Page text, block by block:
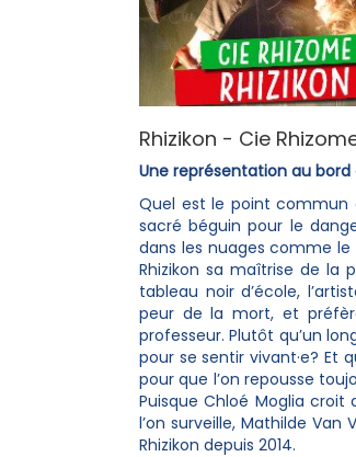
Rhizikon - Cie
Une représentation au
Quel est le point commun
sacré béguin pour le
dans les nuages comme
Rhizikon sa maîtrise de la
tableau noir d’école,
peur de la mort, et
professeur. Plutôt qu’un
pour se sentir vivant·e?
pour que l’on repousse
Puisque Chloé Moglia croit
l’on surveille, Mathilde
Rhizikon depuis 2014.